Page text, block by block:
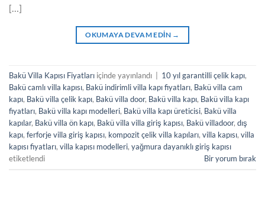
[…]
OKUMAYA DEVAM EDIN →
Bakü Villa Kapısı Fiyatları içinde yayınlandı 10 yıl garantilli çelik kapı,
Bakü camlı villa kapısı, Bakü indirimli villa kapı fiyatları, Bakü villa cam
kapı, Bakü villa çelik kapı, Bakü villa door, Bakü villa kapı, Bakü villa kapı
fiyatları, Bakü villa kapı modelleri, Bakü villa kapı üreticisi, Bakü villa
kapılar, Bakü villa ön kapı, Bakü villa villa giriş kapısı, Bakü villadoor, dış
kapı, ferforje villa giriş kapısı, kompozit çelik villa kapıları, villa kapısı, villa
kapısı fiyatları, villa kapısı modelleri, yağmura dayanıklı giriş kapısı
etiketlendi
Bir yorum bırak